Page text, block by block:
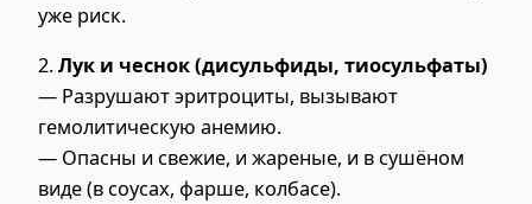
уже риск.
2.Лук и чеснок (дисульфиды, тиосульфаты)
— Разрушают эритроциты, вызывают
гемолитическую анемию.
— Опасны и свежие, и жареные, и в сушёном
виде (в соусах, фарше, колбасе).